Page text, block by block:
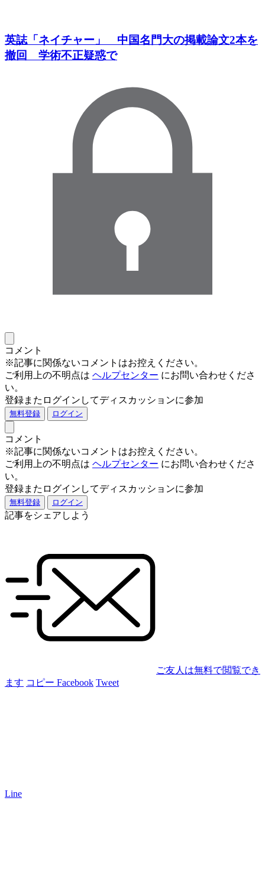
英誌「ネイチャー」 中国名門大の掲載論文2本を
撤回 学術不正疑惑で
コメント
※記事に関係ないコメントはお控えください。
ご利用上の不明点は ヘルプセンター にお問い合わせくださ
い。
登録またログインしてディスカッションに参加
無料登録 ログイン
コメント
※記事に関係ないコメントはお控えください。
ご利用上の不明点は ヘルプセンター にお問い合わせくださ
い。
登録またログインしてディスカッションに参加
無料登録 ログイン
記事をシェアしよう
ご友人は無料で閲覧でき
ます コピー Facebook Tweet
Line